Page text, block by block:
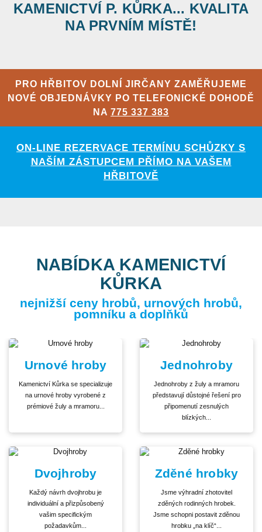
KAMENICTVÍ P. KŮRKA... KVALITA
NA PRVNÍM MÍSTĚ!
PRO HŘBITOV DOLNÍ JIRČANY ZAMĚŘUJEME
NOVÉ OBJEDNÁVKY PO TELEFONICKÉ DOHODĚ
NA 775 337 383
ON-LINE REZERVACE TERMÍNU SCHŮZKY S
NAŠÍM ZÁSTUPCEM PŘÍMO NA VAŠEM
HŘBITOVĚ
NABÍDKA KAMENICTVÍ
KŮRKA
nejnižší ceny hrobů, urnových hrobů,
pomníku a doplňků
Urnové hroby
Kamenictví Kůrka se specializuje
na urnové hroby vyrobené z
prémiové žuly a mramoru...
Jednohroby
Jednohroby z žuly a mramoru
představují důstojné řešení pro
připomenutí zesnulých
blízkých...
Dvojhroby
Každý návrh dvojhrobu je
individuální a přizpůsobený
vašim specifickým
požadavkům...
Zděné hrobky
Jsme výhradní zhotovitel
zděných rodinných hrobek.
Jsme schopni postavit zděnou
hrobku „na klíč“...